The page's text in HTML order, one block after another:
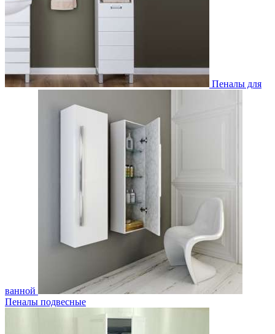
Пеналы для
ванной
Пеналы подвесные